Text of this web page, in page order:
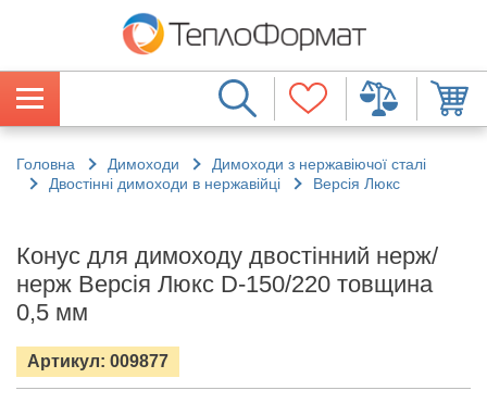
Головна Димоходи
Димоходи з нержавіючої сталі
Двостінні димоходи в нержавійці
Версія Люкс
Конус для димоходу двостінний нерж/
нерж Версія Люкс D-150/220 товщина
0,5 мм
Артикул: 009877